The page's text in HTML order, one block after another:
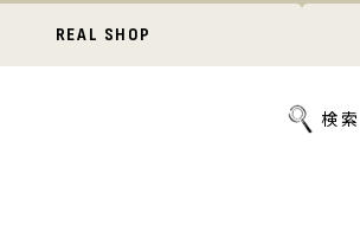
REAL SHOP